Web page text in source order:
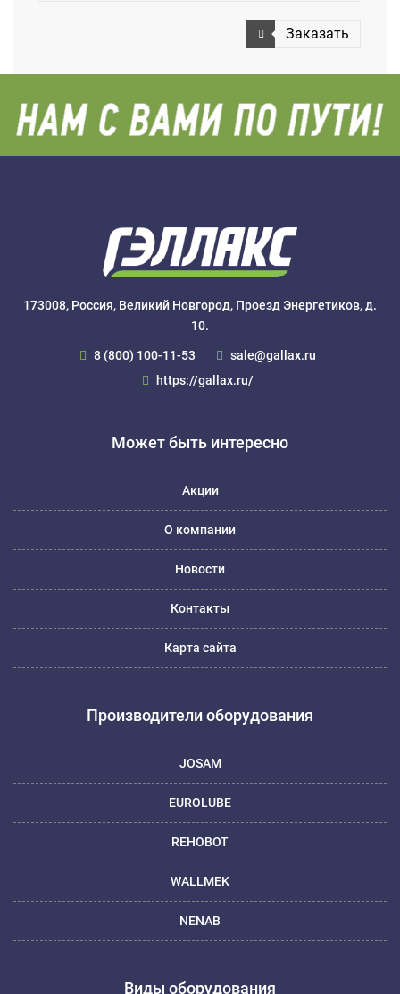
Заказать
173008, Россия, Великий Новгород, Проезд Энергетиков, д.
10.
8 (800) 100-11-53
sale@gallax.ru
https://gallax.ru/
Может быть интересно
Акции
О компании
Новости
Контакты
Карта сайта
Производители оборудования
JOSAM
EUROLUBE
REHOBOT
WALLMEK
NENAB
Виды оборудования